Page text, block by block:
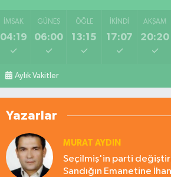
İMSAK
04:19
GÜNEŞ
06:00
ÖĞLE
13:15
İKINDI
17:07
AKŞAM
20:20
Aylık Vakitler
Yazarlar
MURAT AYDIN
Seçilmiş'in parti
Sandığın Emanetine